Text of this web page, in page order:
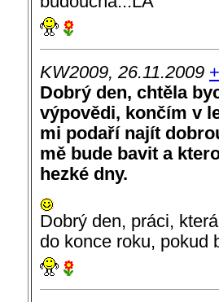
KW2009, 26.11.2009 +
Dobrý den, chtěla
výpovědi, končím v
mi podaří najít
mě bude bavit a
hezké dny.
Dobrý den, práci,
do konce roku, pokud